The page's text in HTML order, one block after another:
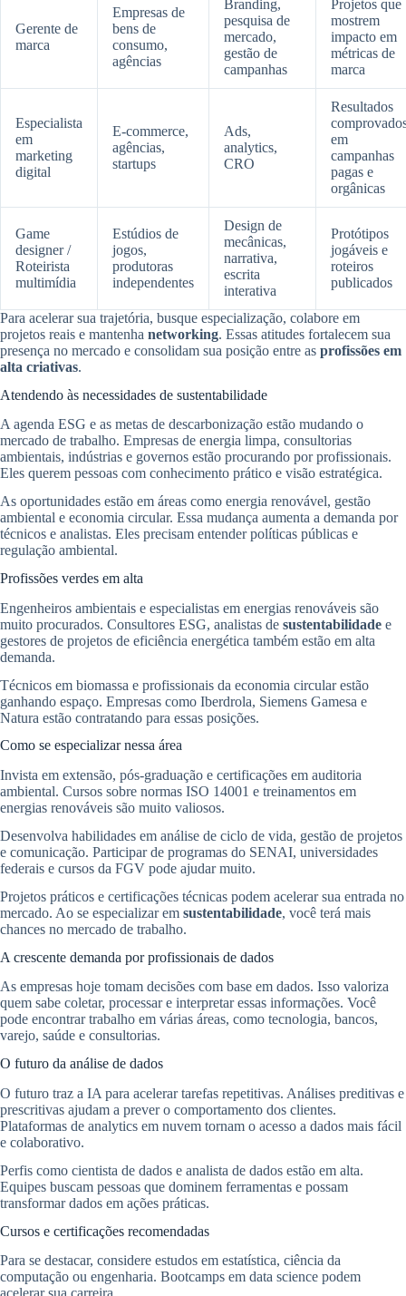
Gerente de
marca
Empresas de
bens de
consumo,
agências
Branding,
pesquisa de
mercado,
gestão de
campanhas
Projetos que
mostrem
impacto em
métricas de
marca
Especialista
em
marketing
digital
E‑commerce,
agências,
startups
Ads,
analytics,
CRO
Resultados
em
campanhas
pagas e
orgânicas
Game
designer /
Roteirista
multimídia
Estúdios de
jogos,
produtoras
independentes
Design de
mecânicas,
narrativa,
escrita
interativa
Protótipos
jogáveis e
roteiros
publicados
Para acelerar sua trajetória, busque especialização, colabore em
projetos reais e mantenha networking. Essas atitudes fortalecem sua
presença no mercado e consolidam sua posição entre as profissões em
alta criativas.
Atendendo às necessidades de sustentabilidade
A agenda ESG e as metas de descarbonização estão mudando o
mercado de trabalho. Empresas de energia limpa, consultorias
ambientais, indústrias e governos estão procurando por profissionais.
Eles querem pessoas com conhecimento prático e visão estratégica.
As oportunidades estão em áreas como energia renovável, gestão
ambiental e economia circular. Essa mudança aumenta a demanda por
técnicos e analistas. Eles precisam entender políticas públicas e
regulação ambiental.
Profissões verdes em alta
Engenheiros ambientais e especialistas em energias renováveis são
muito procurados. Consultores ESG, analistas de sustentabilidade e
gestores de projetos de eficiência energética também estão em alta
demanda.
Técnicos em biomassa e profissionais da economia circular estão
ganhando espaço. Empresas como Iberdrola, Siemens Gamesa e
Natura estão contratando para essas posições.
Como se especializar nessa área
Invista em extensão, pós-graduação e certificações em auditoria
ambiental. Cursos sobre normas ISO 14001 e treinamentos em
energias renováveis são muito valiosos.
Desenvolva habilidades em análise de ciclo de vida, gestão de projetos
e comunicação. Participar de programas do SENAI, universidades
federais e cursos da FGV pode ajudar muito.
Projetos práticos e certificações técnicas podem acelerar sua entrada no
mercado. Ao se especializar em sustentabilidade, você terá mais
chances no mercado de trabalho.
A crescente demanda por profissionais de dados
As empresas hoje tomam decisões com base em dados. Isso valoriza
quem sabe coletar, processar e interpretar essas informações. Você
pode encontrar trabalho em várias áreas, como tecnologia, bancos,
varejo, saúde e consultorias.
O futuro da análise de dados
O futuro traz a IA para acelerar tarefas repetitivas. Análises preditivas e
prescritivas ajudam a prever o comportamento dos clientes.
Plataformas de analytics em nuvem tornam o acesso a dados mais fácil
e colaborativo.
Perfis como cientista de dados e analista de dados estão em alta.
Equipes buscam pessoas que dominem ferramentas e possam
transformar dados em ações práticas.
Cursos e certificações recomendadas
Para se destacar, considere estudos em estatística, ciência da
computação ou engenharia. Bootcamps em data science podem